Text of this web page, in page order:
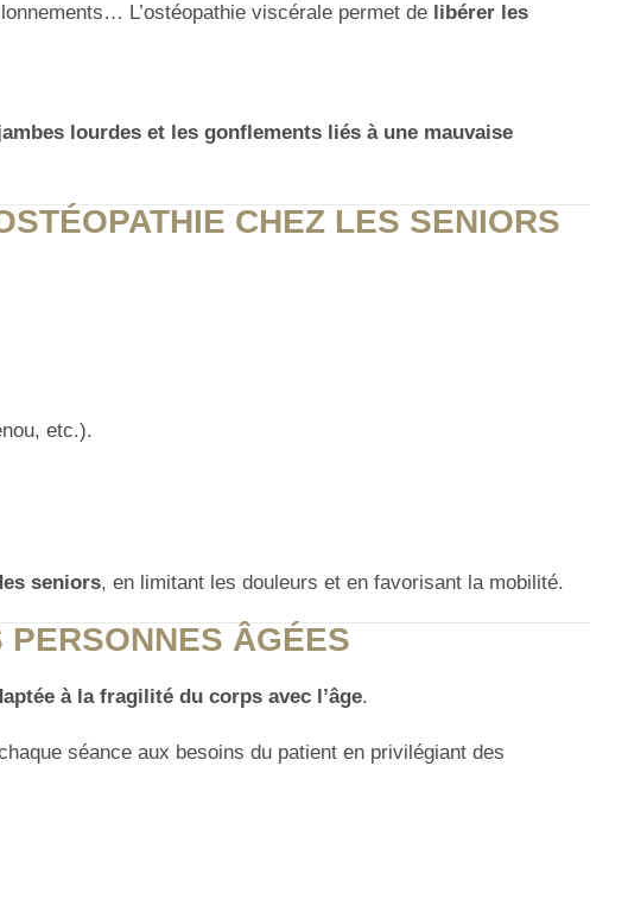
L’ostéopathie viscérale permet de libérer les
lourdes et les gonflements liés à une mauvaise
CHEZ LES SENIORS
etc.).
seniors, en limitant les douleurs et en favorisant la mobilité.
ÂGÉES
à la fragilité du corps avec l’âge.
séance aux besoins du patient en privilégiant des